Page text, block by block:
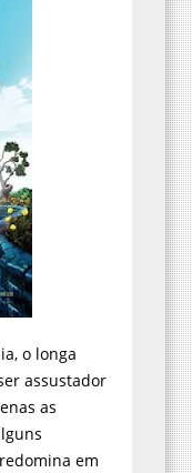
o longa
assustador
as
em